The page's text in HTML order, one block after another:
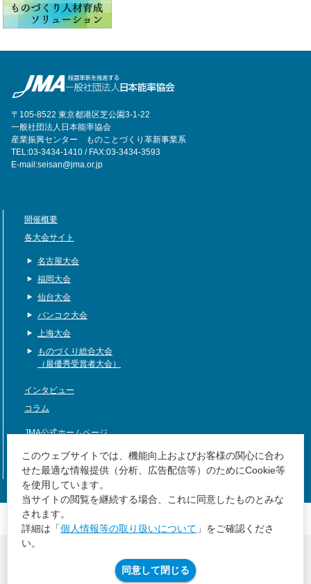
このウェブサイトでは、機能向上およびお客様の関心に合わ
せた最適な情報提供（分析、広告配信等）のためにCookie等
を使用しています。
当サイトの閲覧を継続する場合、これに同意したものとみな
されます。
詳細は「個人情報等の取り扱いについて 」をご確認くださ
い。
同意して閉じる
〒105-8522 東京都港区芝公園3-1-22
一般社団法人日本能率協会
産業振興センター ものことづくり革新事業系
TEL:03-3434-1410 / FAX:03-3434-3593
E-mail:seisan@jma.or.jp
開催概要
各大会サイト
名古屋大会
福岡大会
仙台大会
バンコク大会
上海大会
ものづくり総合大会
（最優秀受賞者大会）
インタビュー
コラム
JMA公式ホームページ
サイトマップ
JMA公式ホームページ
サイトマップ
©Japan Management Association All Rights Reserved.